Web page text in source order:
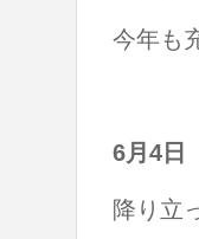
今年も
6月4日
降り立